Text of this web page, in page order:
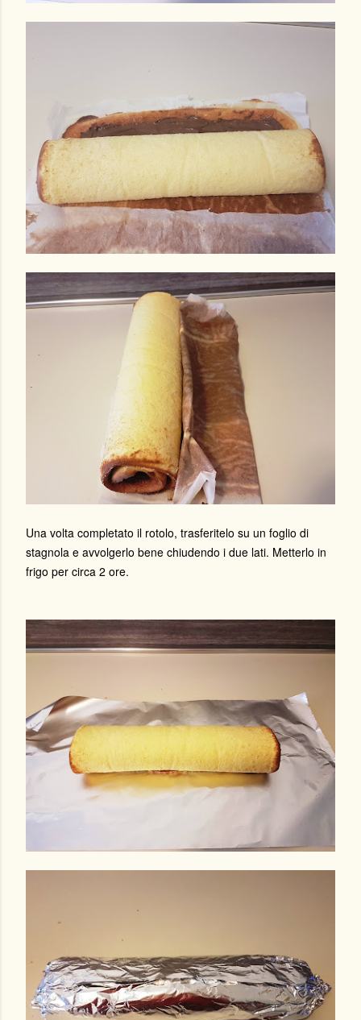
Una volta completato il rotolo, trasferitelo su un foglio di
stagnola e avvolgerlo bene chiudendo i due lati. Metterlo in
frigo per circa 2 ore.